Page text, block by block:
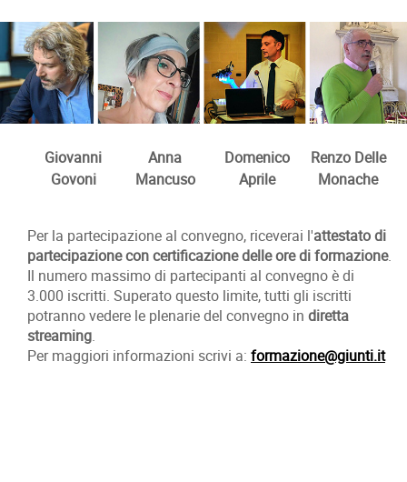
Giovanni
Govoni
Anna
Mancuso
Domenico
Aprile
Renzo Delle
Monache
Per la partecipazione al convegno, riceverai l'attestato di
partecipazione con certificazione delle ore di formazione.
Il numero massimo di partecipanti al convegno è di
3.000 iscritti. Superato questo limite, tutti gli iscritti
potranno vedere le plenarie del convegno in diretta
streaming.
Per maggiori informazioni scrivi a: formazione@giunti.it